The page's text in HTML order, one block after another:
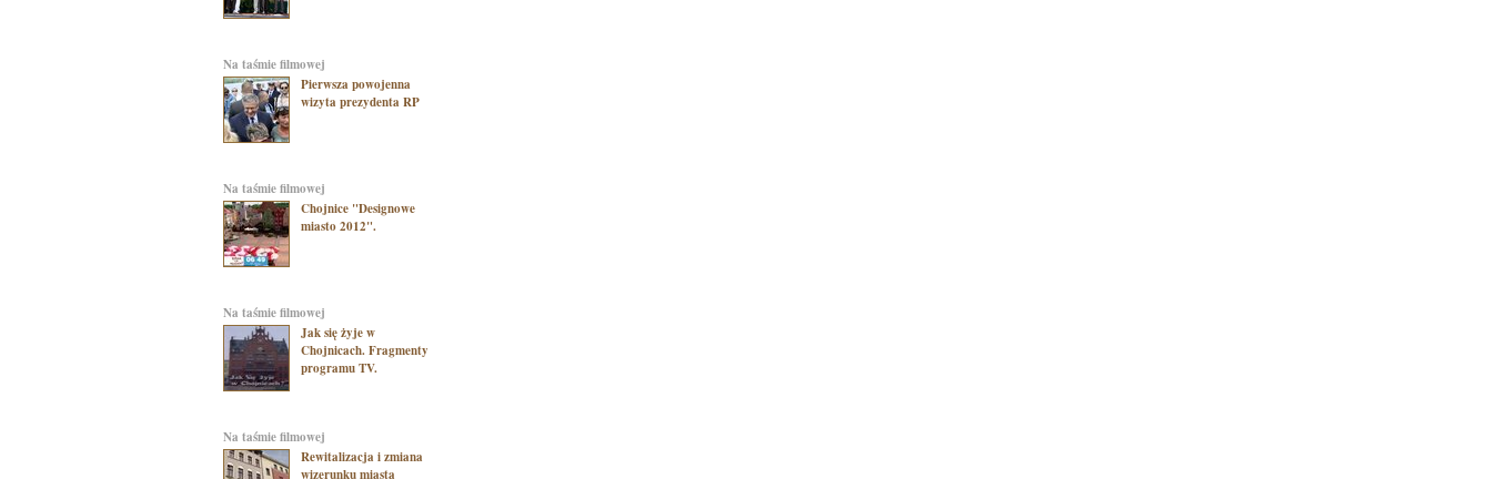
na taśmie filmowej
Pierwsza powojenna
wizyta prezydenta RP
na taśmie filmowej
Chojnice "Designowe
miasto 2012".
na taśmie filmowej
Jak się żyje w
Chojnicach. Fragmenty
programu TV.
na taśmie filmowej
Rewitalizacja i zmiana
wizerunku miasta